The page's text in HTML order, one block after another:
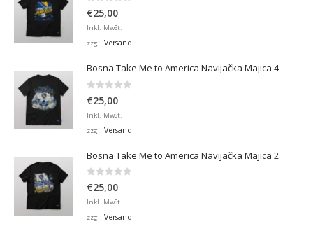
0 von 5
€25,00
Inkl. MwSt.
zzgl. Versand
Bosna Take Me to America Navijačka Majica 4
€25,00
Inkl. MwSt.
zzgl. Versand
Bosna Take Me to America Navijačka Majica 2
0 von 5
€25,00
Inkl. MwSt.
zzgl. Versand